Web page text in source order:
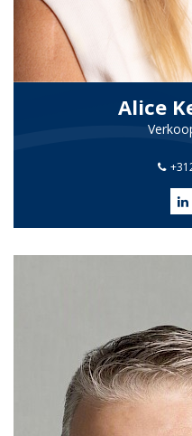
Alice